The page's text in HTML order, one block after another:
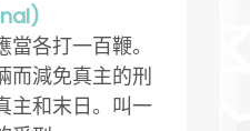
各打一百鞭。
而減免真主的刑
主和末日。叫一